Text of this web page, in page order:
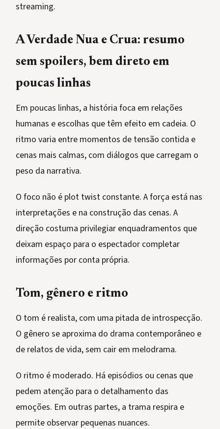
streaming.
A Verdade Nua e Crua: resumo
sem spoilers, bem direto em
poucas linhas
Em poucas linhas, a história foca em relações
humanas e escolhas que têm efeito em cadeia. O
ritmo varia entre momentos de tensão contida e
cenas mais calmas, com diálogos que carregam o
peso da narrativa.
O foco não é plot twist constante. A força está nas
interpretações e na construção das cenas. A
direção costuma privilegiar enquadramentos que
deixam espaço para o espectador completar
informações por conta própria.
Tom, gênero e ritmo
O tom é realista, com uma pitada de introspecção.
O gênero se aproxima do drama contemporâneo e
de relatos de vida, sem cair em melodrama.
O ritmo é moderado. Há episódios ou cenas que
pedem atenção para o detalhamento das
emoções. Em outras partes, a trama respira e
permite observar pequenas nuances.